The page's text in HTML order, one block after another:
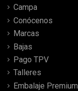
Campa
Conócenos
Marcas
Bajas
Pago TPV
Talleres
Embalaje Premium